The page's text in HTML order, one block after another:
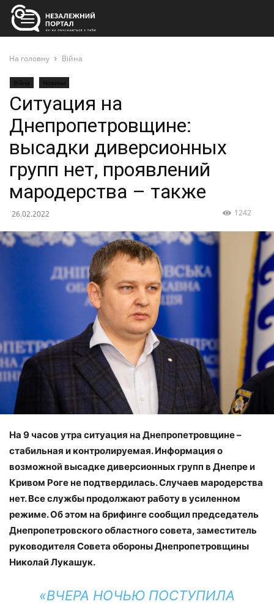
На головну Війна
Війна Новини
Ситуация на
Днепропетровщине:
высадки диверсионных
групп нет, проявлений
мародерства – также
26.02.2022 1242
На 9 часов утра ситуация на Днепропетровщине –
стабильная и контролируемая. Информация о
возможной высадке диверсионных групп в Днепре и
Кривом Роге не подтвердилась. Случаев мародерства
нет. Все службы продолжают работу в усиленном
режиме. Об этом на брифинге сообщил председатель
Днепропетровского областного совета, заместитель
руководителя Совета обороны Днепропетровщины
Николай Лукашук.
«ВЧЕРА НОЧЬЮ ПОСТУПИЛА